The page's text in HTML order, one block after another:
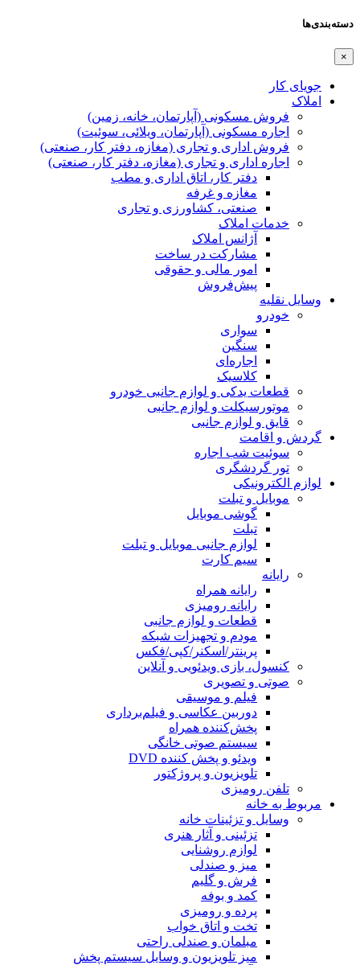
دسته‌بندی‌ها
×
جویای کار
املاک
فروش مسکونی (آپارتمان، خانه، زمین)
اجاره مسکونی (آپارتمان، ویلائی، سوئیت)
فروش اداری و تجاری (مغازه، دفتر کار، صنعتی)
اجاره اداری و تجاری (مغازه، دفتر کار، صنعتی)
دفتر کار، اتاق اداری و مطب
مغازه و غرفه
صنعتی،‌ کشاورزی و تجاری
خدمات املاک
آژانس املاک
مشارکت در ساخت
امور مالی و حقوقی
پیش‌فروش
وسایل نقلیه
خودرو
سواری
سنگین
اجاره‌ای
کلاسیک
قطعات یدکی و لوازم جانبی خودرو
موتورسیکلت و لوازم جانبی
قایق و لوازم جانبی
گردش و اقامت
سوئیت شب اجاره
تور گردشگری
لوازم الکترونیکی
موبایل و تبلت
گوشی موبایل
تبلت
لوازم جانبی موبایل و تبلت
سیم کارت
رایانه
رایانه همراه
رایانه رومیزی
قطعات و لوازم جانبی
مودم و تجهیزات شبکه
پرینتر/اسکنر/کپی/فکس
کنسول، بازی‌ ویدئویی و آنلاین
صوتی و تصویری
فیلم و موسیقی
دوربین عکاسی و فیلم‌برداری
پخش‌کننده همراه
سیستم صوتی خانگی
ویدئو و پخش کننده DVD
تلویزیون و پروژکتور
تلفن رومیزی
مربوط به خانه
وسایل و تزئینات خانه
تزئینی و آثار هنری
لوازم روشنایی
میز و صندلی
فرش و گلیم
کمد و بوفه
پرده و رومیزی
تخت و اتاق خواب
مبلمان و صندلی راحتی
میز تلویزیون و وسایل سیستم پخش